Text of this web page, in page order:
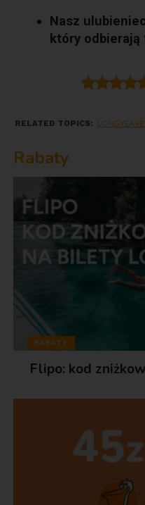
Nasz
który
RELATED TOPICS:
Rabaty
RABATY
Flipo: kod